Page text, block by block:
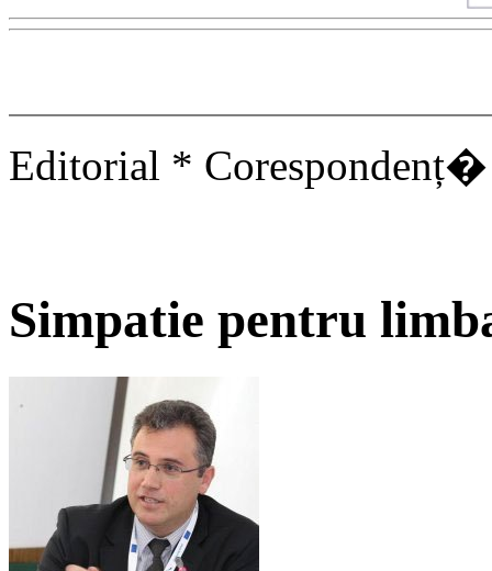
Editorial * Corespondenț�
Simpatie pentru